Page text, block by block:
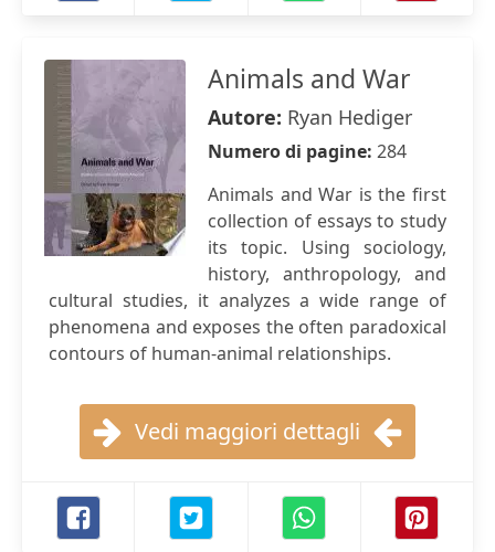
Animals and War
Autore: Ryan Hediger
Numero di pagine: 284
Animals and War is the first
collection of essays to study
its topic. Using sociology,
history, anthropology, and
cultural studies, it analyzes a wide range of
phenomena and exposes the often paradoxical
contours of human-animal relationships.
Vedi maggiori dettagli